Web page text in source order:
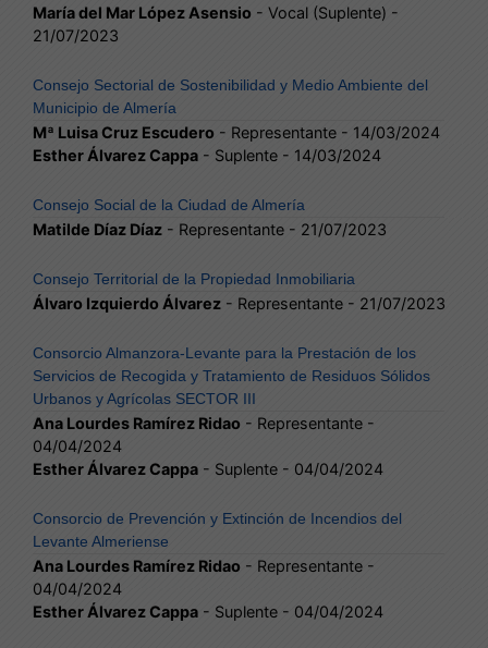
María del Mar López Asensio - Vocal (Suplente) -
21/07/2023
Consejo Sectorial de Sostenibilidad y Medio Ambiente del
Municipio de Almería
Mª Luisa Cruz Escudero - Representante - 14/03/2024
Esther Álvarez Cappa - Suplente - 14/03/2024
Consejo Social de la Ciudad de Almería
Matilde Díaz Díaz - Representante - 21/07/2023
Consejo Territorial de la Propiedad Inmobiliaria
Álvaro Izquierdo Álvarez - Representante - 21/07/2023
Consorcio Almanzora-Levante para la Prestación de los
Servicios de Recogida y Tratamiento de Residuos Sólidos
Urbanos y Agrícolas SECTOR III
Ana Lourdes Ramírez Ridao - Representante -
04/04/2024
Esther Álvarez Cappa - Suplente - 04/04/2024
Consorcio de Prevención y Extinción de Incendios del
Levante Almeriense
Ana Lourdes Ramírez Ridao - Representante -
04/04/2024
Esther Álvarez Cappa - Suplente - 04/04/2024